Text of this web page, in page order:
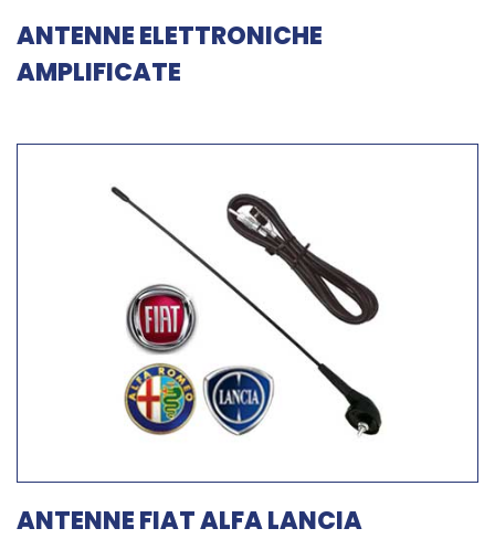
ANTENNE ELETTRONICHE
AMPLIFICATE
ANTENNE FIAT ALFA LANCIA